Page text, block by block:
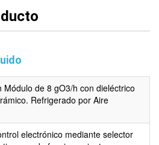
Módulo de 8 gO3/h con dieléctrico
Refrigerado por Aire
electrónico mediante selector